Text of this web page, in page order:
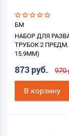
БМ
НАБОР ДЛЯ
ТРУБОК 2 ПРЕДМ.
15.9ММ)
873 руб. 970
В корзину